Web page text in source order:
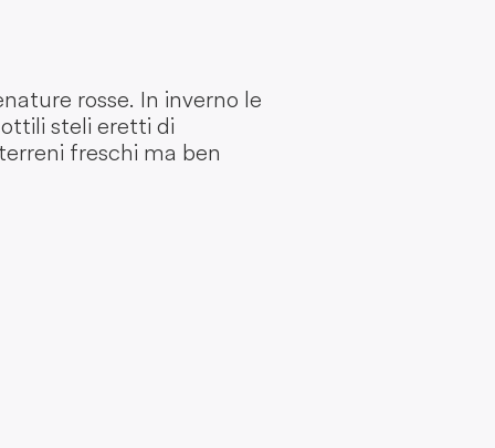
rosse. In inverno le
steli eretti di
freschi ma ben